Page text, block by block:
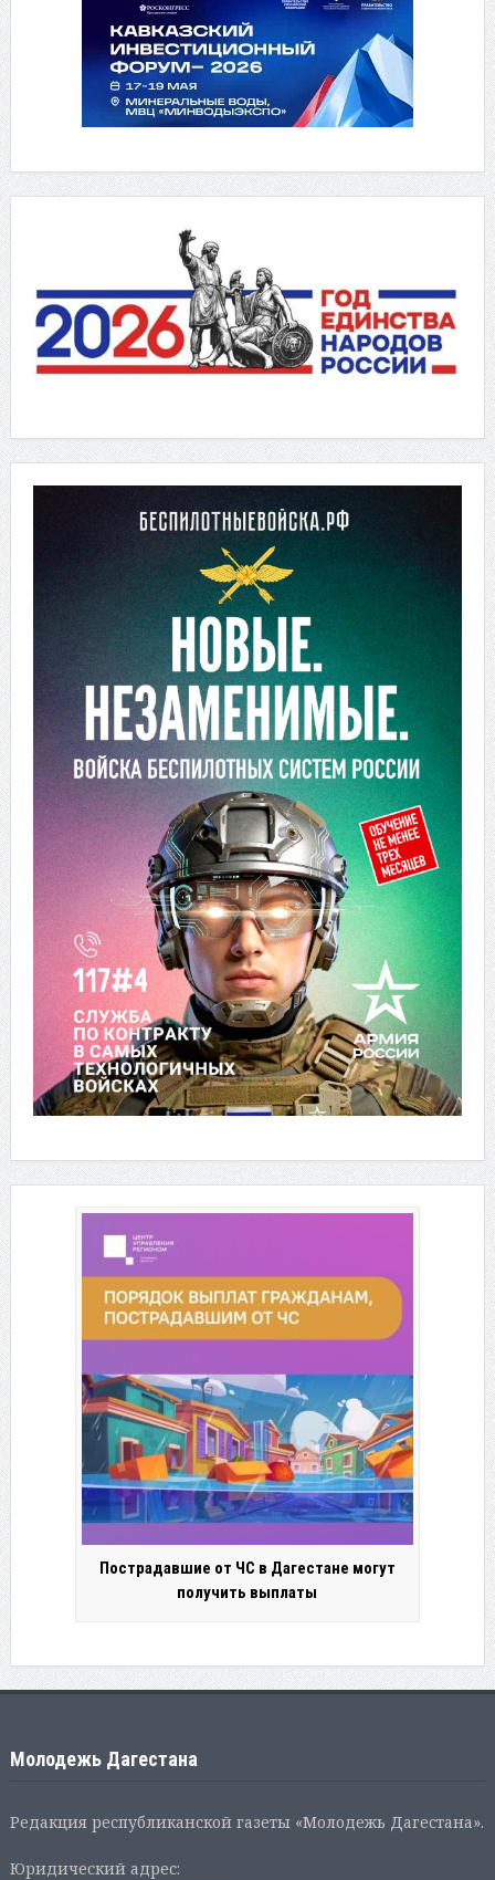
Пострадавшие от ЧС в Дагестане могут
получить выплаты
Молодежь Дагестана
Редакция республиканской газеты «Молодежь Дагестана».
Юридический адрес: